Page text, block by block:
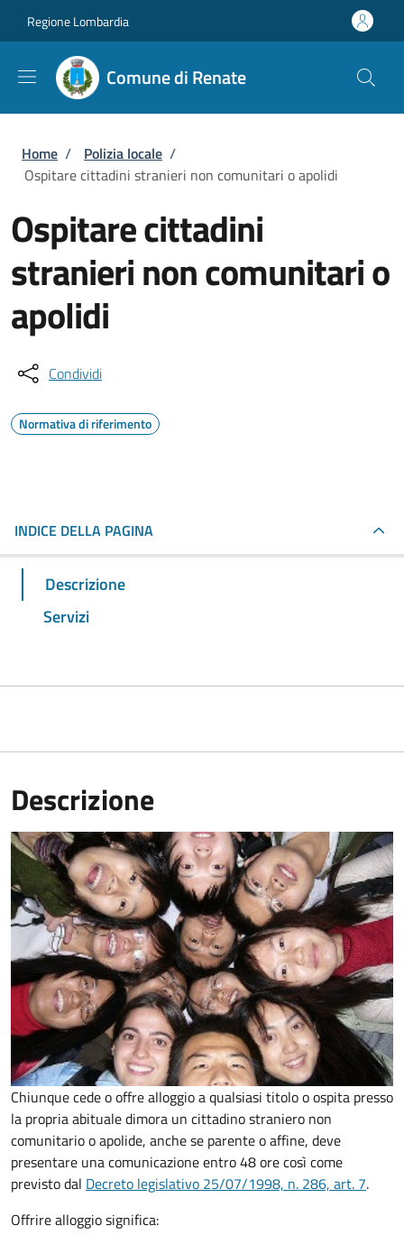
Regione Lombardia
Comune di Renate
Briciole di pane
Home / Polizia locale /
Ospitare cittadini stranieri non comunitari o apolidi
Ospitare cittadini
stranieri non comunitari o
apolidi
Condividi
Normativa di riferimento
INDICE DELLA PAGINA
Descrizione
Servizi
Descrizione
Chiunque cede o offre alloggio a qualsiasi titolo o ospita presso
la propria abituale dimora un cittadino straniero non
comunitario o apolide, anche se parente o affine, deve
presentare una comunicazione entro 48 ore così come
previsto dal Decreto legislativo 25/07/1998, n. 286, art. 7.
Offrire alloggio significa: